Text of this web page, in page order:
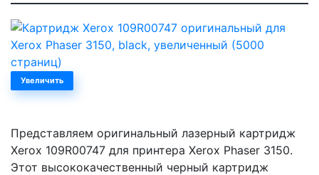
Увеличить
Представляем оригинальный лазерный картридж
Xerox 109R00747 для принтера Xerox Phaser 3150.
Этот высококачественный черный картридж